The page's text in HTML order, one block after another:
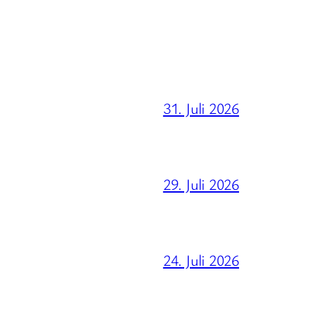
31. Juli 2026
29. Juli 2026
24. Juli 2026